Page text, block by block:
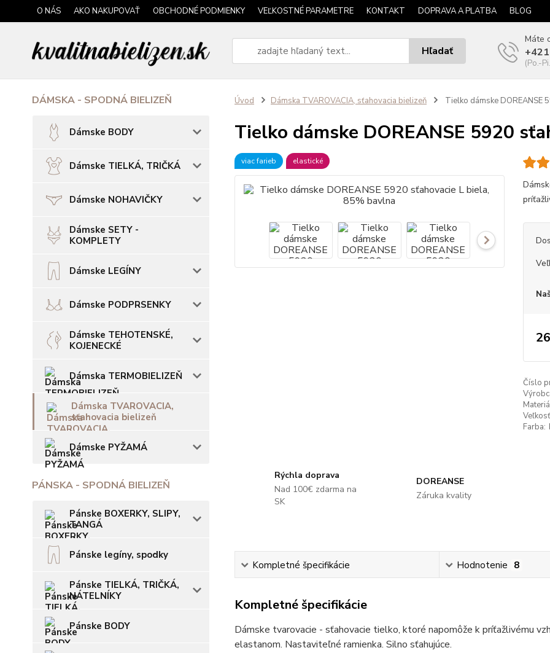
O NÁS AKO NAKUPOVAŤ OBCHODNÉ PODMIENKY VEĽKOSTNÉ PARAMETRE KONTAKT DOPRAVA A PLATBA BLOG
Hľadať
Máte
(Po.-
DÁMSKA - SPODNÁ BIELIZEŇ
Dámske BODY
Dámske TIELKÁ, TRIČKÁ
Dámske NOHAVIČKY
Dámske SETY -
KOMPLETY
Dámske LEGÍNY
Dámske PODPRSENKY
Dámske TEHOTENSKÉ,
KOJENECKÉ
Dámska TERMOBIELIZEŇ
Dámska TVAROVACIA,
sťahovacia bielizeň
Dámske PYŽAMÁ
PÁNSKA - SPODNÁ BIELIZEŇ
Pánske BOXERKY, SLIPY,
TANGÁ
Pánske legíny, spodky
Pánske TIELKÁ, TRIČKÁ,
NÁTELNÍKY
Pánske BODY
Úvod Dámska TVAROVACIA, sťahovacia bielizeň Tielko dámske DOREANSE
Tielko dámske DOREANSE 5920
viac farieb elastické
Číslo
Farba:
Rýchla doprava
Nad 100€ zdarma na
SK
DOREANSE
Záruka kvality
Kompletné špecifikácie Hodnotenie 8
Kompletné špecifikácie
Dámske tvarovacie - sťahovacie tielko, ktoré napomôže k príťažlivému
elastanom. Nastaviteľné ramienka. Silno sťahujúce.